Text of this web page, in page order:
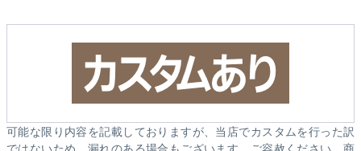
可能な限り内容を記載しておりますが、当店でカスタムを行った訳
ではないため、漏れのある場合もございます。ご容赦ください。商